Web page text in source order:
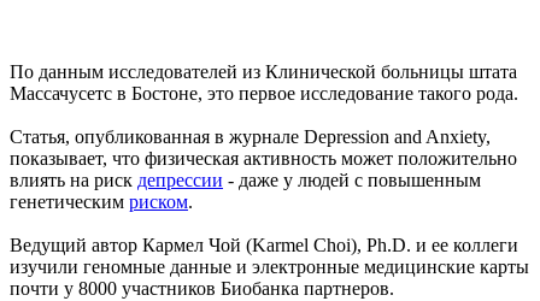
По данным исследователей из Клинической больницы штата
Массачусетс в Бостоне, это первое исследование такого рода.
Статья, опубликованная в журнале Depression and Anxiety,
показывает, что физическая активность может положительно
влиять на риск депрессии - даже у людей с повышенным
генетическим риском.
Ведущий автор Кармел Чой (Karmel Choi), Ph.D. и ее коллеги
изучили геномные данные и электронные медицинские карты
почти у 8000 участников Биобанка партнеров.